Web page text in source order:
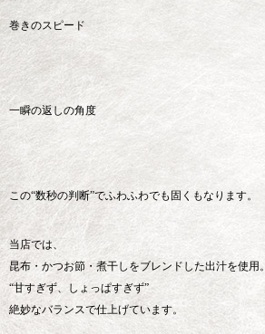
巻きのスピード
一瞬の返しの角度
この“数秒の判断”でふわふわでも固くもなります。
当店では、
昆布・かつお節・煮干しをブレンドした出汁を使用。
“甘すぎず、しょっぱすぎず”
絶妙なバランスで仕上げています。